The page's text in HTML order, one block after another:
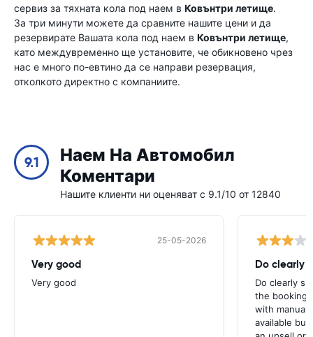
сервиз за тяхната кола под наем в Ковънтри летище.
За три минути можете да сравните нашите цени и да
резервирате Вашата кола под наем в Ковънтри летище,
като междувременно ще установите, че обикновено чрез
нас е много по-евтино да се направи резервация,
отколкото директно с компаниите.
9.1
Наем На Автомобил
Коментари
Нашите клиенти ни оценяват с 9.1/10 от 12840
25-05-2026
Very good
Very good
Do clearly
Do clearly
the booking
with manual
available